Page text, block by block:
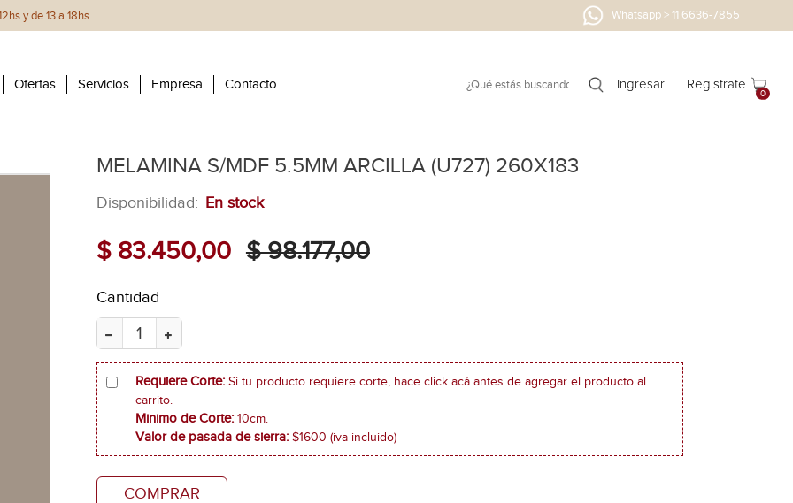
y de 13 a 18hs Whatsapp > 11 6636-7855
Ofertas Servicios Empresa Contacto Ingresar Registrate
0
MELAMINA S/MDF 5.5MM ARCILLA (U727) 260X183
Disponibilidad: En stock
$ 83.450,00 $ 98.177,00
Cantidad
Requiere Corte: Si tu producto requiere corte, hace click acá antes de agregar el producto al
carrito.
Minimo de Corte: 10cm.
Valor de pasada de sierra: $1600 (iva incluido)
COMPRAR